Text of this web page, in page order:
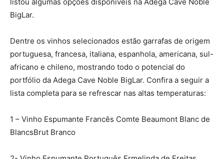
BigLar.
Dentre os vinhos selecionados estão garrafas de origem
portuguesa, francesa, italiana, espanhola, americana, sul-
africano e chileno, mostrando todo o potencial do
portfólio da Adega Cave Noble BigLar. Confira a seguir a
lista completa para se refrescar nas altas temperaturas:
1 – Vinho Espumante Francês Comte Beaumont Blanc de
BlancsBrut Branco